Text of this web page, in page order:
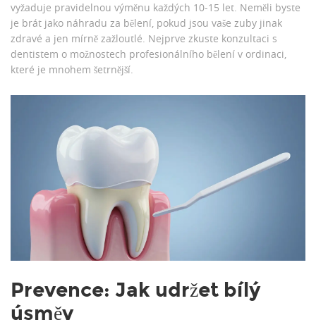
vyžaduje pravidelnou výměnu každých 10-15 let. Neměli byste
je brát jako náhradu za bělení, pokud jsou vaše zuby jinak
zdravé a jen mírně zažloutlé. Nejprve zkuste konzultaci s
dentistem o možnostech profesionálního bělení v ordinaci,
které je mnohem šetrnější.
Prevence: Jak udržet bílý
úsměv